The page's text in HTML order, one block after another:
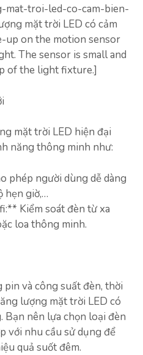
mat-troi-led-co-cam-bien-
mặt trời LED có cảm
up on the motion sensor
The sensor is small and
of the light fixture.]
mặt trời LED hiện đại
năng thông minh như:
phép người dùng dễ dàng
hẹn giờ,…
Kiểm soát đèn từ xa
loa thông minh.
và công suất đèn, thời
lượng mặt trời LED có
Bạn nên lựa chọn loại đèn
với nhu cầu sử dụng để
quả suốt đêm.